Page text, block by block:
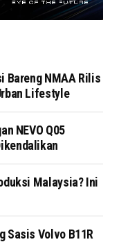
Bareng NMAA Rilis
Lifestyle
NEVO Q05
Malaysia? Ini
Sasis Volvo B11R